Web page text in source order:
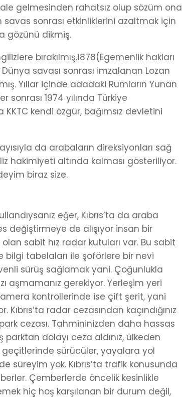
gelmesinden rahatsız olup sözüm ona
savas sonrası etkinliklerini azaltmak için
gözünü dikmiş.
bırakılmış.1878(Egemenlik hakları
savası sonrası imzalanan Lozan
Yıllar içinde adadaki Rumların Yunan
sonrası 1974 yılında Türkiye
kendi özgür, bağımsız devletini
da arabaların direksiyonları sağ
hakimiyeti altında kalması gösteriliyor.
biraz size.
eğer, Kıbrıs’ta da araba
değiştirmeye de alışıyor insan bir
sabit hız radar kutuları var. Bu sabit
tabelaları ile şoförlere bir nevi
sürüş sağlamak yani. Çoğunlukla
aşmamanız gerekiyor. Yerleşim yeri
kontrollerinde ise çift şerit, yani
radar cezasından kaçındığınız
cezası. Tahmininizden daha hassas
parktan dolayı ceza aldınız, ülkeden
sürücüler, yayalara yol
yok. Kıbrıs’ta trafik konusunda
Çemberlerde öncelik kesinlikle
hiç hoş karşılanan bir durum değil,